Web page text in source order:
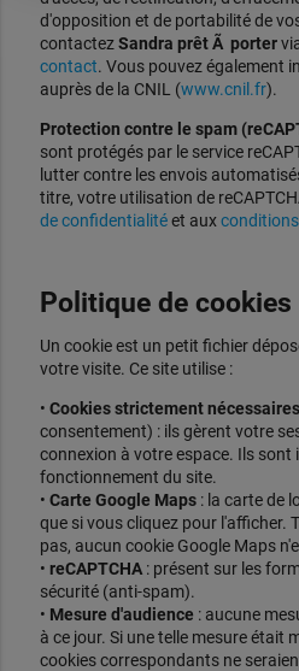
d'opposition et de portabilité de
contactezSandra prêt Ã porter
contact. Vous pouvez également
auprès de la CNIL (www.cnil.fr).
Protection contre le spam
sont protégés par le service
lutter contre les envois
titre, votre utilisation de
de confidentialitéet aux
Politique de cookies
Un cookie est un petit fichier
votre visite. Ce site utilise :
• Cookies strictement nécessaires
consentement) : ils gèrent votre
connexion à votre espace. Ils sont
fonctionnement du site.
• Carte Google Maps: la carte de
que si vous cliquez pour l'afficher.
pas, aucun cookie Google Maps
• reCAPTCHA: présent sur les
sécurité (anti-spam).
• Mesure d'audience : aucune
à ce jour. Si une telle mesure était
cookies correspondants ne